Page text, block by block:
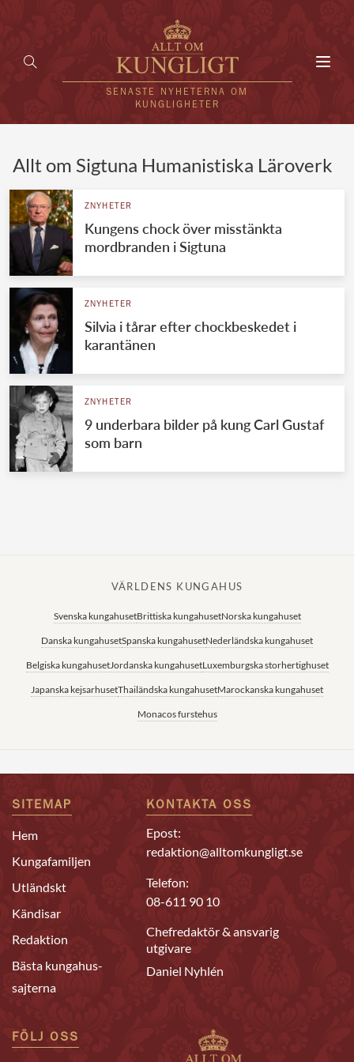
SENASTE NYHETERNA OM
KUNGLIGHETER
UTLÄNDSKT
VÄRLDENS KUNGAHUS
Svenska kungahuset
Brittiska kungahuset
Danska kungahuset
Spanska kungahuset
Allt om Sigtuna Humanistiska Läroverk
ZNYHETER
Kungens chock över misstänkta
mordbranden i Sigtuna
ZNYHETER
Silvia i tårar efter chockbeskedet i
karantänen
ZNYHETER
9 underbara bilder på kung Carl Gustaf
som barn
VÄRLDENS KUNGAHUS
Svenska kungahusetBrittiska kungahusetNorska kungahuset
Danska kungahusetSpanska kungahusetNederländska kungahuset
Belgiska kungahusetJordanska kungahusetLuxemburgska storhertighuset
Japanska kejsarhusetThailändska kungahusetMarockanska kungahuset
Monacos furstehus
SITEMAP
Hem
Kungafamiljen
Utländskt
Kändisar
Redaktion
Bästa kungahus-
sajterna
KONTAKTA OSS
Epost:
redaktion@alltomkungligt.se
Telefon:
08-611 90 10
Chefredaktör & ansvarig
utgivare
Daniel Nyhlén
FÖLJ OSS